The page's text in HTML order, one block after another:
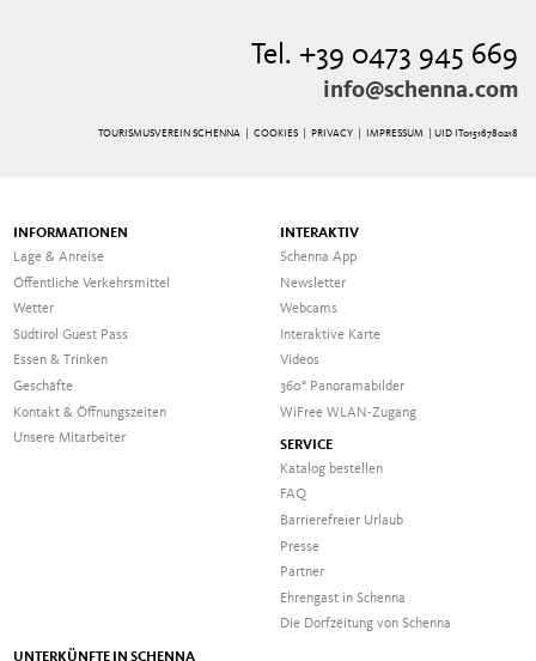
Tel. +39 0473 945 669
info@schenna.com
TOURISMUSVEREIN SCHENNA | COOKIES| PRIVACY| IMPRESSUM | UID IT01516780218
INFORMATIONEN
Lage & Anreise
Öffentliche Verkehrsmittel
Wetter
Südtirol Guest Pass
Essen & Trinken
Geschäfte
Kontakt & Öffnungszeiten
Unsere Mitarbeiter
INTERAKTIV
Schenna App
Newsletter
Webcams
Interaktive Karte
Videos
360° Panoramabilder
WiFree WLAN-Zugang
SERVICE
Katalog bestellen
FAQ
Barrierefreier Urlaub
Presse
Partner
Ehrengast in Schenna
Die Dorfzeitung von Schenna
UNTERKÜNFTE IN SCHENNA